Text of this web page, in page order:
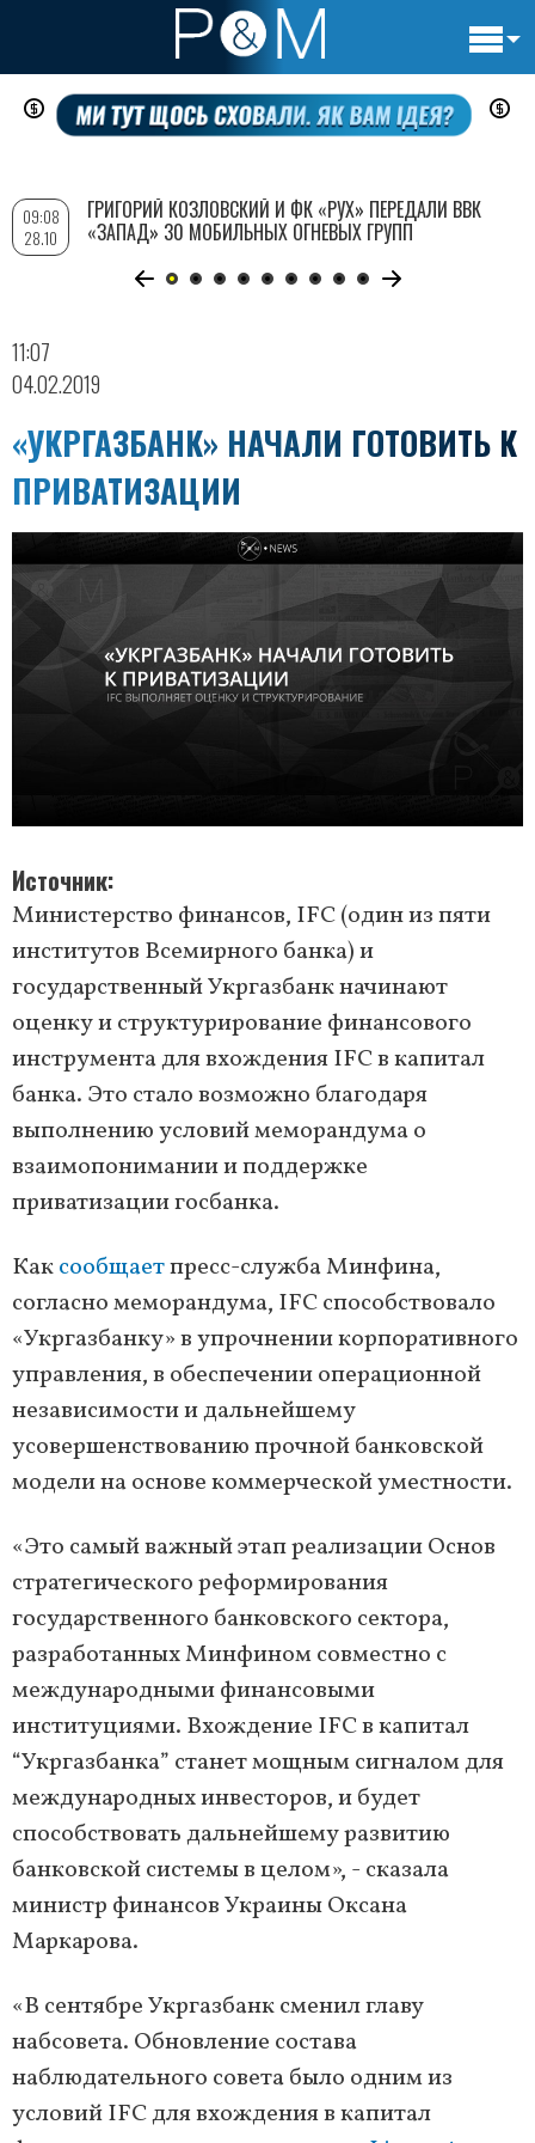
Перейти
содержанию
11:07
04.02.2019
«УКРГАЗБАНК» НАЧАЛИ ГОТОВИТЬ К
ПРИВАТИЗАЦИИ
Источник
Министерство финансов, IFC (один из пяти
институтов Всемирного банка) и
государственный Укргазбанк начинают
оценку и структурирование финансового
инструмента для вхождения IFC в капитал
банка. Это стало возможно благодаря
выполнению условий меморандума о
взаимопонимании и поддержке
приватизации госбанка.
Каксообщаетпресс-служба Минфина,
согласно меморандума, IFC способствовало
«Укргазбанку» в упрочнении корпоративного
управления, в обеспечении операционной
независимости и дальнейшему
усовершенствованию прочной банковской
модели на основе коммерческой уместности.
«Это самый важный этап реализации Основ
стратегического реформирования
государственного банковского сектора,
разработанных Минфином совместно с
международными финансовыми
институциями. Вхождение IFC в капитал
“Укргазбанка” станет мощным сигналом для
международных инвесторов, и будет
способствовать дальнейшему развитию
банковской системы в целом», - сказала
министр финансов Украины Оксана
Маркарова.
«В сентябре Укргазбанк сменил главу
набсовета. Обновление состава
наблюдательного совета было одним из
условий IFC для вхождения в капитал
09:08
28.10
ГРИГОРИЙ КОЗЛОВСКИЙ И ФК «РУХ» ПЕРЕДАЛИ ВВК
«ЗАПАД» 30 МОБИЛЬНЫХ ОГНЕВЫХ ГРУПП